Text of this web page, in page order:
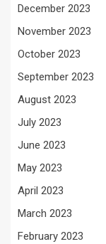
December 2023
November 2023
October 2023
September 2023
August 2023
July 2023
June 2023
May 2023
April 2023
March 2023
February 2023